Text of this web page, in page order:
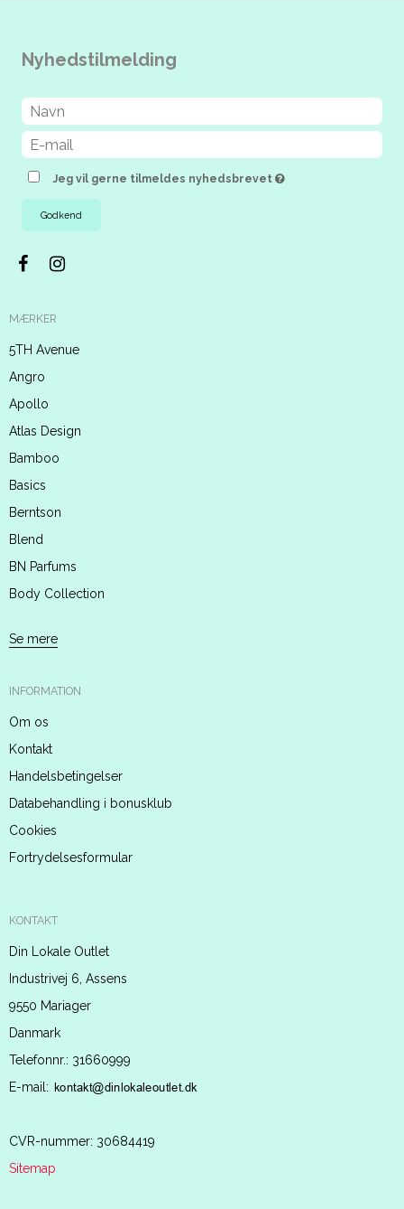
Nyhedstilmelding
Jeg vil gerne tilmeldes nyhedsbrevet
Godkend
MÆRKER
5TH Avenue
Angro
Apollo
Atlas Design
Bamboo
Basics
Berntson
Blend
BN Parfums
Body Collection
Se mere
INFORMATION
Om os
Kontakt
Handelsbetingelser
Databehandling i bonusklub
Cookies
Fortrydelsesformular
KONTAKT
Din Lokale Outlet
Industrivej 6, Assens
9550 Mariager
Danmark
Telefonnr.: 31660999
E-mail :
CVR-nummer: 30684419
Sitemap